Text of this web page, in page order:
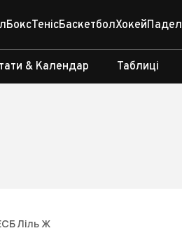
БоксТенісБаскетболХокейПадел
& Календар Таблиці
Ліль Ж